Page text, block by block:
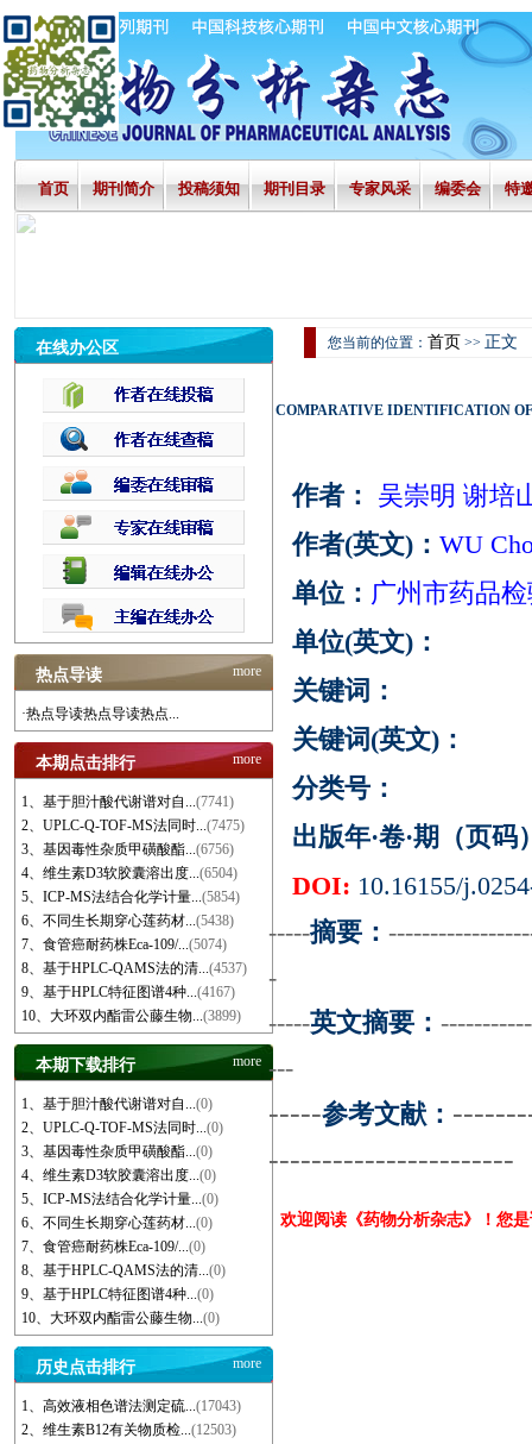
首页 期刊简介 投稿须知 期刊目录 专家风采 编委会 特
在线办公区
热点导读 more
·热点导读热点导读热点...
本期点击排行 more
1、基于胆汁酸代谢谱对自...(7741)
2、UPLC-Q-TOF-MS法同时...(7475)
3、基因毒性杂质甲磺酸酯...(6756)
4、维生素D3软胶囊溶出度...(6504)
5、ICP-MS法结合化学计量...(5854)
6、不同生长期穿心莲药材...(5438)
7、食管癌耐药株Eca-109/...(5074)
8、基于HPLC-QAMS法的清...(4537)
9、基于HPLC特征图谱4种...(4167)
10、大环双内酯雷公藤生物...(3899)
本期下载排行 more
1、基于胆汁酸代谢谱对自...(0)
2、UPLC-Q-TOF-MS法同时...(0)
3、基因毒性杂质甲磺酸酯...(0)
4、维生素D3软胶囊溶出度...(0)
5、ICP-MS法结合化学计量...(0)
6、不同生长期穿心莲药材...(0)
7、食管癌耐药株Eca-109/...(0)
8、基于HPLC-QAMS法的清...(0)
9、基于HPLC特征图谱4种...(0)
10、大环双内酯雷公藤生物...(0)
历史点击排行 more
1、高效液相色谱法测定硫...(17043)
2、维生素B12有关物质检...(12503)
您当前的位置： 首页 >> 正文
COMPARATIVE IDENTIFICATION
作者： 吴崇明 谢培
作者(英文)： WU
单位： 广州市药品
单位(英文)：
关键词：
关键词(英文)：
分类号：
出版年·卷·期（页码
DOI: 10.16155/
-----摘要：
-
-----英文摘要：
---
-----参考文献：
-----------------------
欢迎阅读《药物分析杂志》！您